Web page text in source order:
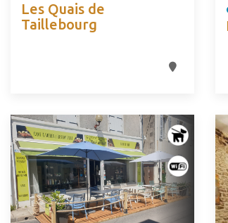
Les Quais de
Taillebourg